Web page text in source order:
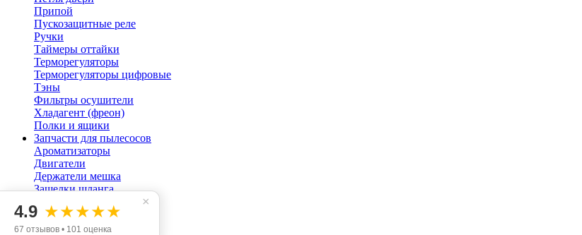
Припой
Пускозащитные реле
Ручки
Таймеры оттайки
Терморегуляторы
Терморегуляторы цифровые
Тэны
Фильтры осушители
Хладагент (фреон)
Полки и ящики
Запчасти для пылесосов
Ароматизаторы
Двигатели
Держатели мешка
Защелки шланга
Мешок пылесоса
Помпы
×
4.9 ★★★★★
67 отзывов • 101 оценка